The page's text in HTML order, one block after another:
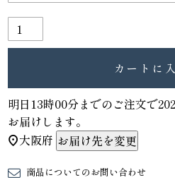
カートに
明日 13時00分までのご注文で
お届けします。
大阪府 お届け先を変更
商品についてのお問い合わせ